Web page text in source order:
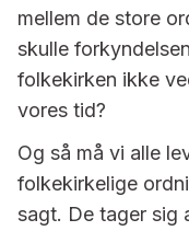
mellem de store
skulle
folkekirken ikke
vores tid?
Og så må vi alle
folkekirkelige
sagt. De tager sig